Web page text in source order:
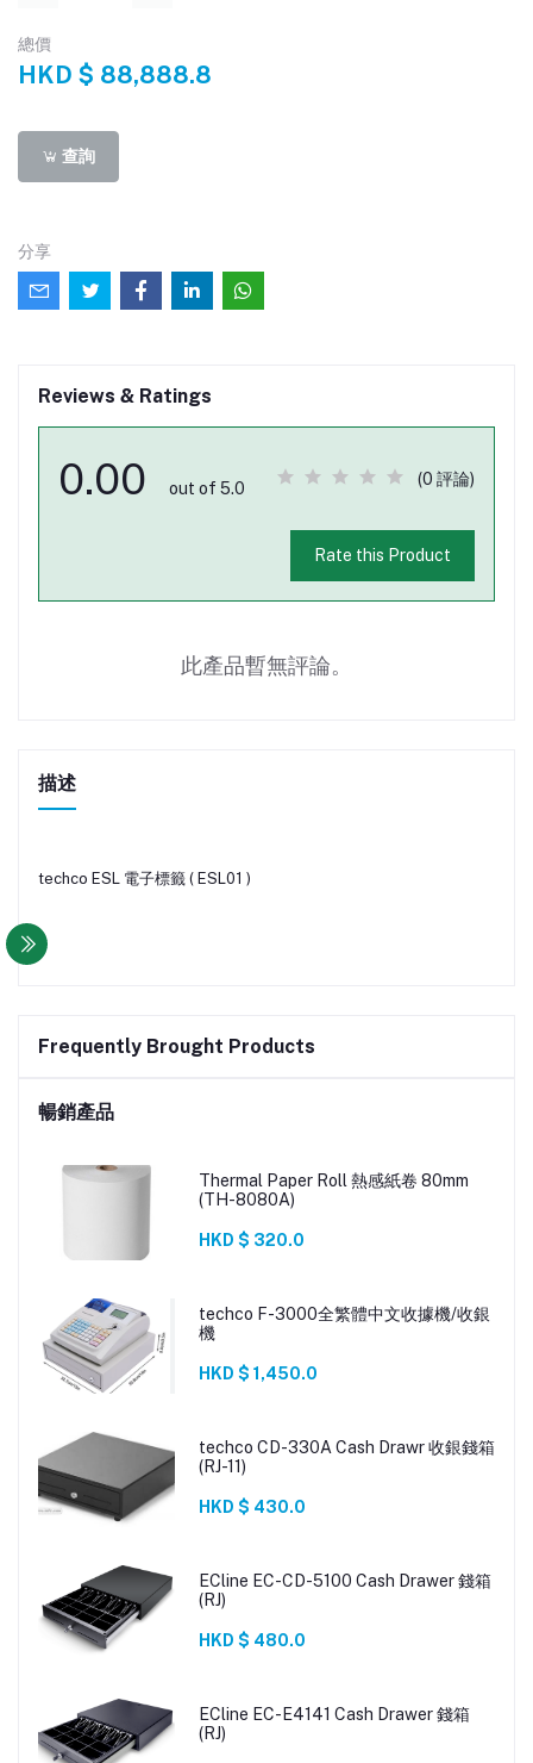
總價
HKD $ 88,888.8
查詢
分享
Reviews & Ratings
0.00 out of 5.0
(0 評論)
Rate this Product
此產品暫無評論。
描述
techco ESL 電子標籤 ( ESL01 )
Frequently Brought Products
暢銷產品
Thermal Paper Roll 熱感紙卷 80mm
(TH-8080A)
HKD $ 320.0
techco F-3000全繁體中文收據機/收銀
機
HKD $ 1,450.0
techco CD-330A Cash Drawr 收銀錢箱
(RJ-11)
HKD $ 430.0
ECline EC-CD-5100 Cash Drawer 錢箱
(RJ)
HKD $ 480.0
ECline EC-E4141 Cash Drawer 錢箱
(RJ)